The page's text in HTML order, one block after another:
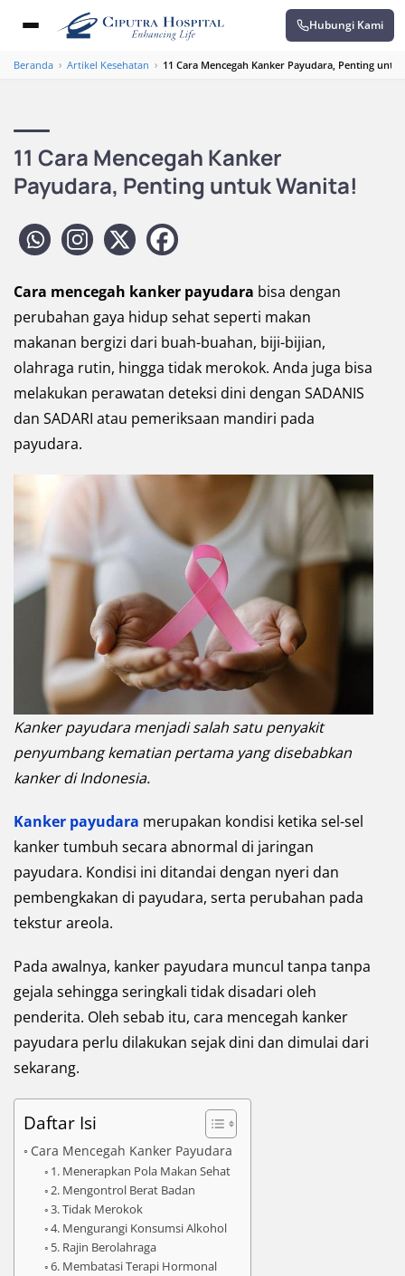
Hubungi Kami
Beranda › Artikel Kesehatan › 11 Cara Mencegah Kanker Payudara, Penting
11 Cara Mencegah Kanker
Payudara, Penting untuk Wanita!
Cara mencegah kanker payudara bisa dengan
perubahan gaya hidup sehat seperti makan
makanan bergizi dari buah-buahan, biji-bijian,
olahraga rutin, hingga tidak merokok. Anda juga bisa
melakukan perawatan deteksi dini dengan SADANIS
dan SADARI atau pemeriksaan mandiri pada
payudara.
Kanker payudara menjadi salah satu penyakit
penyumbang kematian pertama yang disebabkan
kanker di Indonesia.
Kanker payudara merupakan kondisi ketika sel-sel
kanker tumbuh secara abnormal di jaringan
payudara. Kondisi ini ditandai dengan nyeri dan
pembengkakan di payudara, serta perubahan pada
tekstur areola.
Pada awalnya, kanker payudara muncul tanpa tanpa
gejala sehingga seringkali tidak disadari oleh
penderita. Oleh sebab itu, cara mencegah kanker
payudara perlu dilakukan sejak dini dan dimulai dari
sekarang.
Daftar Isi
Cara Mencegah Kanker Payudara
1. Menerapkan Pola Makan Sehat
2. Mengontrol Berat Badan
3. Tidak Merokok
4. Mengurangi Konsumsi Alkohol
5. Rajin Berolahraga
6. Membatasi Terapi Hormonal